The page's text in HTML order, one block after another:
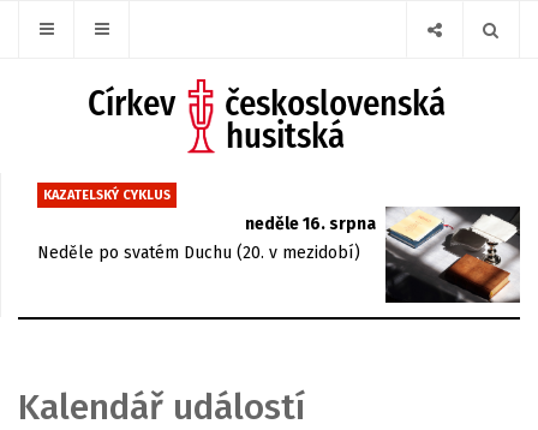
KAZATELSKÝ CYKLUS
neděle 16. srpna
Neděle po svatém Duchu (20. v mezidobí)
Kalendář událostí